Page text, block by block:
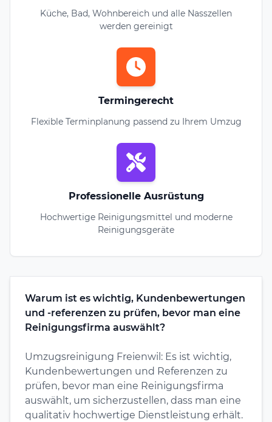
Küche, Bad, Wohnbereich und alle Nasszellen
werden gereinigt
Termingerecht
Flexible Terminplanung passend zu Ihrem Umzug
Professionelle Ausrüstung
Hochwertige Reinigungsmittel und moderne
Reinigungsgeräte
Warum ist es wichtig, Kundenbewertungen
und -referenzen zu prüfen, bevor man eine
Reinigungsfirma auswählt?
Umzugsreinigung Freienwil: Es ist wichtig,
Kundenbewertungen und Referenzen zu
prüfen, bevor man eine Reinigungsfirma
auswählt, um sicherzustellen, dass man eine
qualitativ hochwertige Dienstleistung erhält.